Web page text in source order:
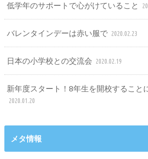
低学年のサポートで心がけていること
バレンタインデーは赤い服で 2020.02.23
日本の小学校との交流会 2020.02.19
新年度スタート！8年生を開校すること
2020.01.20
メタ情報